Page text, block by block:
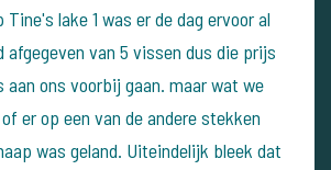
lake 1 was er de dag ervoor al
afgegeven van 5 vissen dus die prijs
aan ons voorbij gaan. maar wat we
er op een van de andere stekken
was geland. Uiteindelijk bleek dat